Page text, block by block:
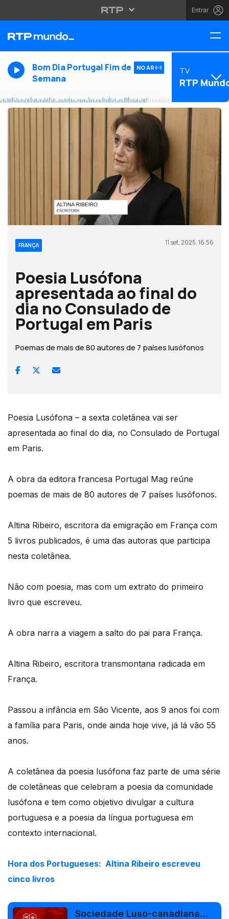
Entrar
Bom Dia Portugal Fim de
Semana
NO AR TV
RTP
FRANÇA 11 set, 2025, 16:56
Poesia Lusófona
apresentada ao final do
dia no Consulado de
Portugal em Paris
Poemas de mais de 80 autores de 7 países lusófonos
Poesia Lusófona – a sexta coletânea vai ser
apresentada ao final do dia, no Consulado de Portugal
em Paris.
A obra da editora francesa Portugal Mag reúne
poemas de mais de 80 autores de 7 países lusófonos.
Altina Ribeiro, escritora da emigração em França com
5 livros publicados, é uma das autoras que participa
nesta coletânea.
Não com poesia, mas com um extrato do primeiro
livro que escreveu.
A obra narra a viagem a salto do pai para França.
Altina Ribeiro, escritora transmontana radicada em
França.
Passou a infância em São Vicente, aos 9 anos foi com
a família para Paris, onde ainda hoje vive, já lá vão 55
anos.
A coletânea da poesia lusófona faz parte de uma série
de coletâneas que celebram a poesia da comunidade
lusófona e tem como objetivo divulgar a cultura
portuguesa e a poesia da língua portuguesa em
contexto internacional.
Hora dos Portugueses: Altina Ribeiro escreveu
cinco livros
Sociedade Luso-canadiana